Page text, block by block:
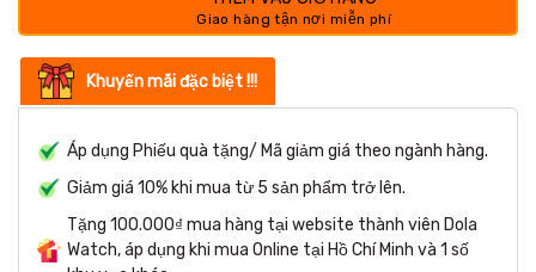
Khuyến mãi đặc biệt !!!
Áp dụng Phiếu quà tặng/ Mã giảm giá theo ngành hàng.
Giảm giá 10% khi mua từ 5 sản phẩm trở lên.
Tặng 100.000₫ mua hàng tại website thành viên Dola
Watch, áp dụng khi mua Online tại Hồ Chí Minh và 1 số